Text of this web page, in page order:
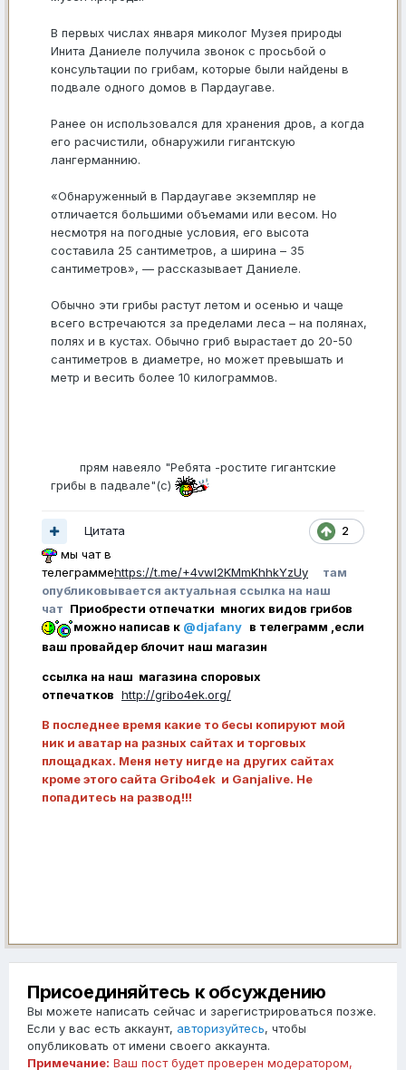
В первых числах января миколог Музея природы
Инита Даниеле получила звонок с просьбой о
консультации по грибам, которые были найдены в
подвале одного домов в Пардаугаве.
Ранее он использовался для хранения дров, а когда
его расчистили, обнаружили гигантскую
лангерманнию.
«Обнаруженный в Пардаугаве экземпляр не
отличается большими объемами или весом. Но
несмотря на погодные условия, его высота
составила 25 сантиметров, а ширина – 35
сантиметров», — рассказывает Даниеле.
Обычно эти грибы растут летом и осенью и чаще
всего встречаются за пределами леса – на полянах,
полях и в кустах. Обычно гриб вырастает до 20-50
сантиметров в диаметре, но может превышать и
метр и весить более 10 килограммов.
прям навеяло "Ребята -ростите гигантские
грибы в падвале"(с)
2
Цитата
мы чат в
телеграммеhttps://t.me/+4vwl2KMmKhhkYzUy
там
опубликовывается актуальная ссылка на наш
чат Приобрести отпечатки многих видов грибов
можно написав к @djafany в телеграмм ,если
ваш провайдер блочит наш магазин
ссылка на наш магазина споровых
отпечатков http://gribo4ek.org/
В последнее время какие то бесы копируют мой
ник и аватар на разных сайтах и торговых
площадках. Меня нету нигде на других сайтах
кроме этого сайта Gribo4ek и Ganjalive. Не
попадитесь на развод!!!
Присоединяйтесь к обсуждению
Вы можете написать сейчас и зарегистрироваться позже.
Если у вас есть аккаунт, авторизуйтесь, чтобы
опубликовать от имени своего аккаунта.
Примечание: Ваш пост будет проверен модератором,